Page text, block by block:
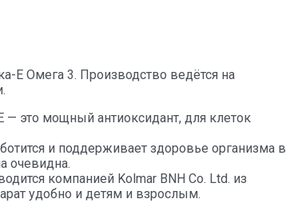
Е Омега 3. Производство ведётся на
— это мощный антиоксидант, для клеток
и поддерживает здоровье организма в
очевидна.
компанией Kolmar BNH Co. Ltd. из
удобно и детям и взрослым.